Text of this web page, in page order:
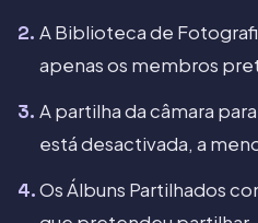
A Biblioteca de
apenas os membros
A partilha da câmara
está desactivada, a
Os Álbuns Partilhados